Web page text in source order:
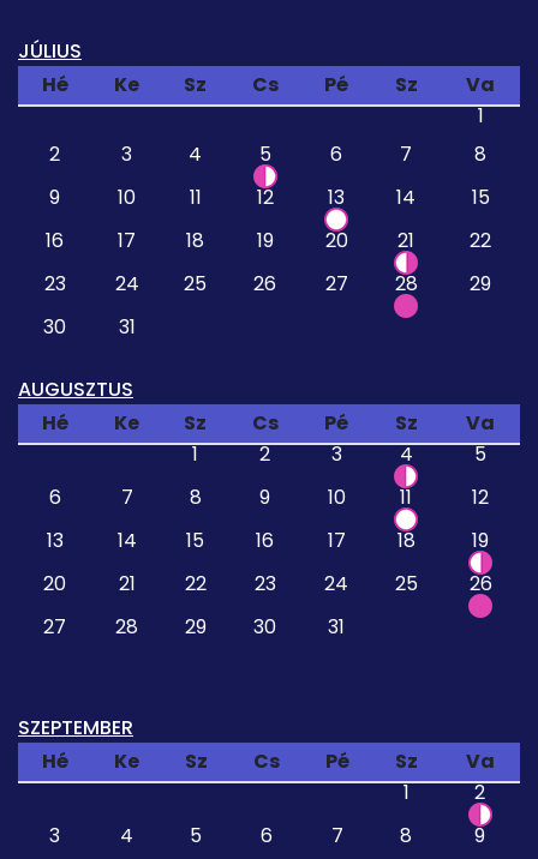
JÚLIUS
Hé
Ke Sz Cs Pé Sz
Va
1
2
3 4 5 6 7
8
9
10 11 12 13 14
15
16
17 18 19 20 21
22
23
24 25 26 27 28
29
30
31
AUGUSZTUS
Hé
Ke Sz Cs Pé Sz
Va
1
2 3 4
5
6
7 8 9 10 11
12
13
14 15 16 17 18
19
20
21 22 23 24 25
26
27
28 29 30 31
SZEPTEMBER
Hé
Ke Sz Cs Pé Sz
Va
1
2
3
4 5 6 7 8
9